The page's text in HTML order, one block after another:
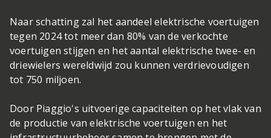
Naar schatting zal het aandeel elektrische voertuigen
tegen 2024 tot meer dan 80% van de verkochte
voertuigen stijgen en het aantal elektrische twee- en
driewielers wereldwijd zou kunnen verdrievoudigen
tot 750 miljoen.
Door Piaggio's uitvoerige capaciteiten op het vlak van
de productie van elektrische voertuigen en het